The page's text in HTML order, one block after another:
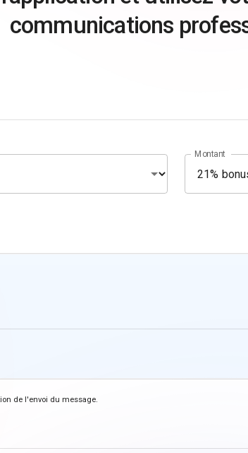
communications
Montant
de l'envoi du message.